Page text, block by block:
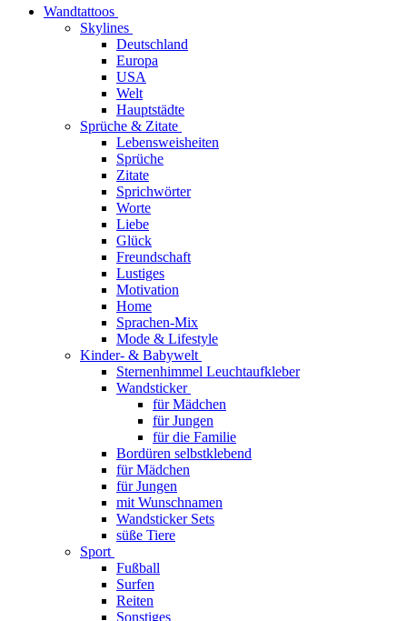
Wandtattoos
Skylines
Deutschland
Europa
USA
Welt
Hauptstädte
Sprüche & Zitate
Lebensweisheiten
Sprüche
Zitate
Sprichwörter
Worte
Liebe
Glück
Freundschaft
Lustiges
Motivation
Home
Sprachen-Mix
Mode & Lifestyle
Kinder- & Babywelt
Sternenhimmel Leuchtaufkleber
Wandsticker
für Mädchen
für Jungen
für die Familie
Bordüren selbstklebend
für Mädchen
für Jungen
mit Wunschnamen
Wandsticker Sets
süße Tiere
Sport
Fußball
Surfen
Reiten
Sonstiges